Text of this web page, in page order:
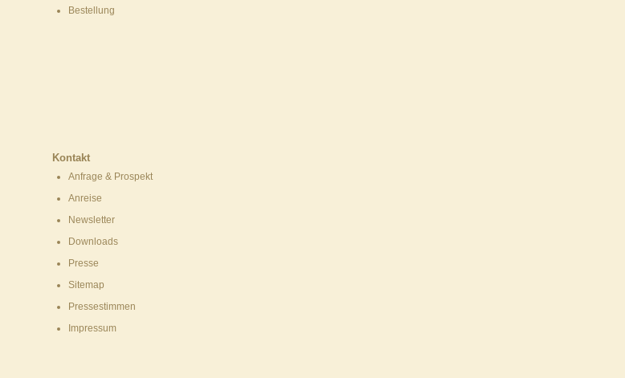
Bestellung
Kontakt
Anfrage & Prospekt
Anreise
Newsletter
Downloads
Presse
Sitemap
Pressestimmen
Impressum